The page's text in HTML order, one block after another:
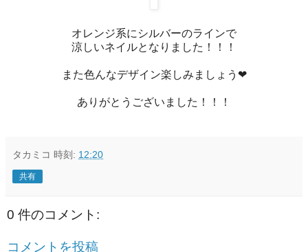
オレンジ系にシルバーのラインで
涼しいネイルとなりました！！！
また色んなデザイン楽しみましょう❤
ありがとうございました！！！
タカミコ 時刻: 12:20
共有
0 件のコメント:
コメントを投稿